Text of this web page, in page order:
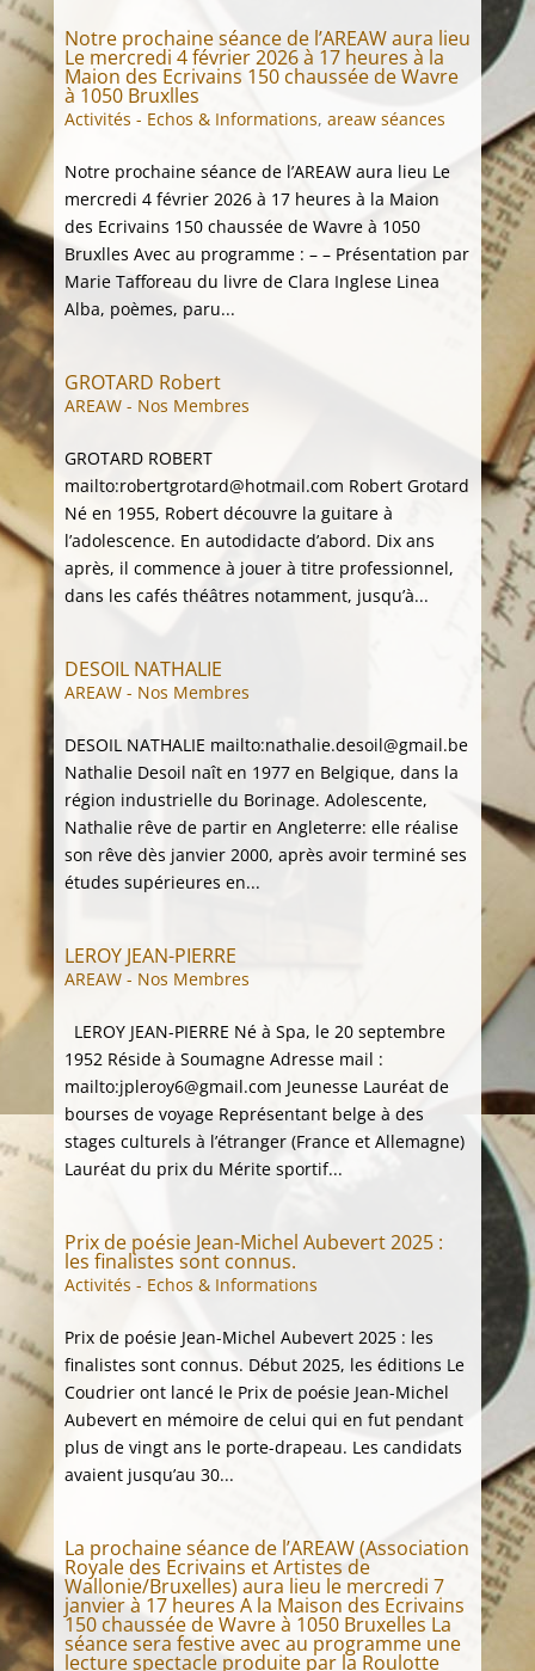
Notre prochaine séance de l’AREAW aura lieu
Le mercredi 4 février 2026 à 17 heures à la
Maion des Ecrivains 150 chaussée de Wavre
à 1050 Bruxlles
Activités - Echos & Informations, areaw séances
Notre prochaine séance de l’AREAW aura lieu Le
mercredi 4 février 2026 à 17 heures à la Maion
des Ecrivains 150 chaussée de Wavre à 1050
Bruxlles Avec au programme : – – Présentation par
Marie Tafforeau du livre de Clara Inglese Linea
Alba, poèmes, paru...
GROTARD Robert
AREAW - Nos Membres
GROTARD ROBERT
mailto:robertgrotard@hotmail.com Robert Grotard
Né en 1955, Robert découvre la guitare à
l’adolescence. En autodidacte d’abord. Dix ans
après, il commence à jouer à titre professionnel,
dans les cafés théâtres notamment, jusqu’à...
DESOIL NATHALIE
AREAW - Nos Membres
DESOIL NATHALIE mailto:nathalie.desoil@gmail.be
Nathalie Desoil naît en 1977 en Belgique, dans la
région industrielle du Borinage. Adolescente,
Nathalie rêve de partir en Angleterre: elle réalise
son rêve dès janvier 2000, après avoir terminé ses
études supérieures en...
LEROY JEAN-PIERRE
AREAW - Nos Membres
LEROY JEAN-PIERRE Né à Spa, le 20 septembre
1952 Réside à Soumagne Adresse mail :
mailto:jpleroy6@gmail.com Jeunesse Lauréat de
bourses de voyage Représentant belge à des
stages culturels à l’étranger (France et Allemagne)
Lauréat du prix du Mérite sportif...
Prix de poésie Jean-Michel Aubevert 2025 :
les finalistes sont connus.
Activités - Echos & Informations
Prix de poésie Jean-Michel Aubevert 2025 : les
finalistes sont connus. Début 2025, les éditions Le
Coudrier ont lancé le Prix de poésie Jean-Michel
Aubevert en mémoire de celui qui en fut pendant
plus de vingt ans le porte-drapeau. Les candidats
avaient jusqu’au 30...
La prochaine séance de l’AREAW (Association
Royale des Ecrivains et Artistes de
Wallonie/Bruxelles) aura lieu le mercredi 7
janvier à 17 heures A la Maison des Ecrivains
150 chaussée de Wavre à 1050 Bruxelles La
séance sera festive avec au programme une
lecture spectacle produite par la Roulotte